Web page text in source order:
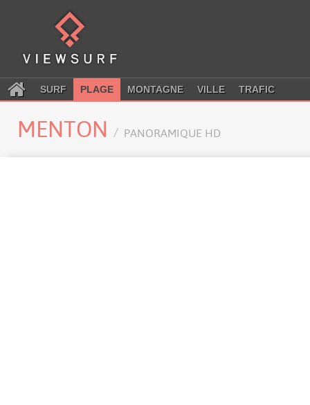
SURF PLAGE MONTAGNE VILLE TRAFIC
MENTON PANORAMIQUE HD